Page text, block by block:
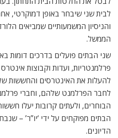
לבית שני שיבחר באופן דמוקרטי,
והניסיון המשמעותיים שמביאים
הממשל.
שני הבתים פועלים בדרכים דומות
פרלמנטריות, ועדות וקבוצות
להעלות את האינטרסים והחששות
לחבר הפרלמנט שלהם, וחברי
הבוחרים, ולעתים קרובות יעלו
הבתים מפוקחים על ידי ‘יו”ר’ –
הדיונים.